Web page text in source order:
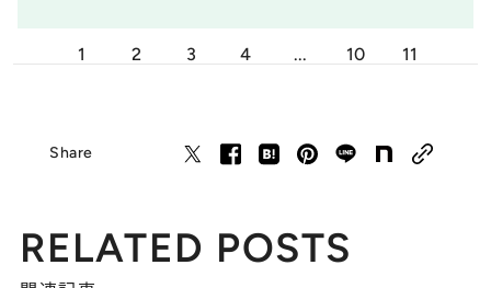
1 2 3 4 ... 10 11
Share
RELATED POSTS